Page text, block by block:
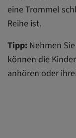
eine Trommel
Reihe ist.
Tipp:Nehmen
können die
anhören oder